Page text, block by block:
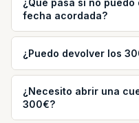
¿Qué pasa si no
fecha acordada?
¿Puedo devolver los
¿Necesito abrir una
300€?